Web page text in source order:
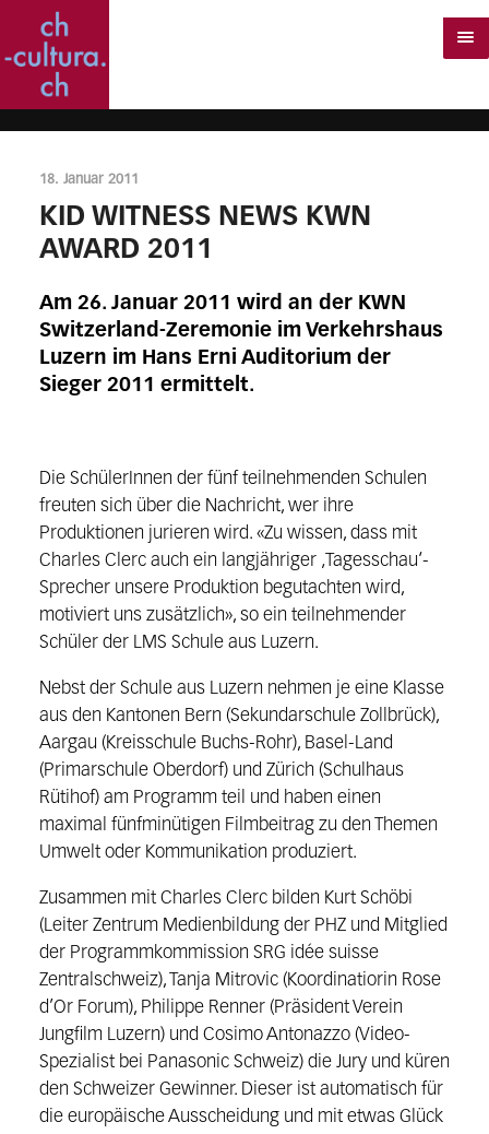
18. Januar 2011
KID WITNESS NEWS KWN
AWARD 2011
Am 26. Januar 2011 wird an der KWN
Switzerland-Zeremonie im Verkehrshaus
Luzern im Hans Erni Auditorium der
Sieger 2011 ermittelt.
Die SchülerInnen der fünf teilnehmenden Schulen
freuten sich über die Nachricht, wer ihre
Produktionen jurieren wird. «Zu wissen, dass mit
Charles Clerc auch ein langjähriger ‚Tagesschau‘-
Sprecher unsere Produktion begutachten wird,
motiviert uns zusätzlich», so ein teilnehmender
Schüler der LMS Schule aus Luzern.
Nebst der Schule aus Luzern nehmen je eine Klasse
aus den Kantonen Bern (Sekundarschule Zollbrück),
Aargau (Kreisschule Buchs-Rohr), Basel-Land
(Primarschule Oberdorf) und Zürich (Schulhaus
Rütihof) am Programm teil und haben einen
maximal fünfminütigen Filmbeitrag zu den Themen
Umwelt oder Kommunikation produziert.
Zusammen mit Charles Clerc bilden Kurt Schöbi
(Leiter Zentrum Medienbildung der PHZ und Mitglied
der Programmkommission SRG idée suisse
Zentralschweiz), Tanja Mitrovic (Koordinatiorin Rose
d’Or Forum), Philippe Renner (Präsident Verein
Jungfilm Luzern) und Cosimo Antonazzo (Video-
Spezialist bei Panasonic Schweiz) die Jury und küren
den Schweizer Gewinner. Dieser ist automatisch für
die europäische Ausscheidung und mit etwas Glück